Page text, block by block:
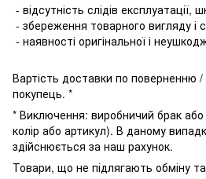
- відсутність слідів експлуатації,
- збереження товарного вигляду і
- наявності оригінальної і
Вартість доставки по поверненню /
покупець. *
* Виключення: виробничий брак або
колір або артикул). В даному
здійснюється за наш рахунок.
Товари, що не підлягають обміну